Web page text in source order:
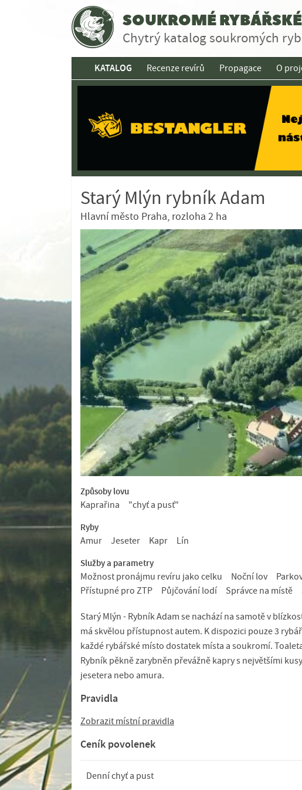
SOUKROMÉ
Chytrý katalog soukromých
KATALOG Recenze revírů Propagace O
Starý Mlýn rybník Adam
Hlavní město Praha, rozloha 2 ha
Způsoby lovu
Kaprařina
"chyť a pusť"
Ryby
Amur
Jeseter Kapr
Lín
Služby a parametry
Možnost pronájmu revíru jako celku
Noční lov
Přístupné pro ZTP
Půjčování lodí Správce na místě
Starý Mlýn - Rybník Adam se nachází na samotě v
má skvělou přístupnost autem. K dispozici pouze 3
každé rybářské místo dostatek místa a soukromí.
Rybník pěkně zarybněn převážně kapry s největšími
jesetera nebo amura.
Pravidla
Zobrazit místní pravidla
Ceník povolenek
Denní chyť a pust